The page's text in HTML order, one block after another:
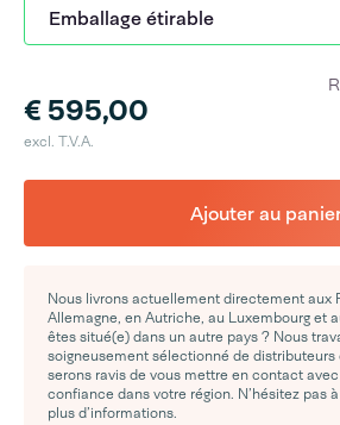
€ 595,00
excl. T.V.A.
Ajouter au
Nous livrons actuellement directement aux
Allemagne, en Autriche, au Luxembourg et
êtes situé(e) dans un autre pays ? Nous
soigneusement sélectionné de
serons ravis de vous mettre en contact
confiance dans votre région. N’hésitez pas
plus d’informations.